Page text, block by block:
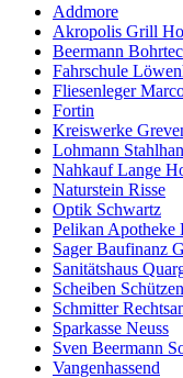
Addmore
Akropolis Grill
Beermann
Fahrschule
Fliesenleger
Fortin
Kreiswerke
Lohmann
Nahkauf Lange
Naturstein Risse
Optik Schwartz
Pelikan Apotheke
Sager Baufinanz
Sanitätshaus
Scheiben
Schmitter
Sparkasse Neuss
Sven Beermann
Vangenhassend